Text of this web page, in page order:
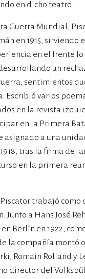
en dicho teatro.
Guerra Mundial,
en 1915, sirviendo
en el frente lo
un
sentimientos
Escribió varios
en la revista
en la Primera
asignado a una
tras la firma del
en la primera
Piscator trabajó como
Junto a Hans José
Berlín en 1922,
la compañía montó
Romain Rolland y
director del